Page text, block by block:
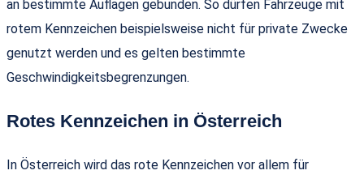
an bestimmte Auflagen gebunden. So dürfen Fahrzeuge mit
rotem Kennzeichen beispielsweise nicht für private Zwecke
genutzt werden und es gelten bestimmte
Geschwindigkeitsbegrenzungen.
Rotes Kennzeichen in Österreich
In Österreich wird das rote Kennzeichen vor allem für